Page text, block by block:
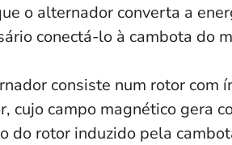
o alternador converta a
conectá-lo à cambota do
consiste num rotor com
cujo campo magnético gera
do rotor induzido pela